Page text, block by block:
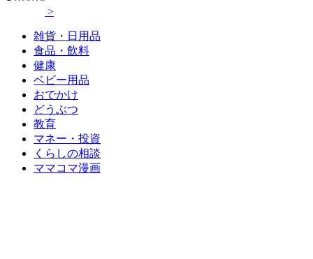
>
雑貨・日用品
食品・飲料
健康
ベビー用品
おでかけ
どうぶつ
教育
マネー・投資
くらしの相談
ママコマ漫画